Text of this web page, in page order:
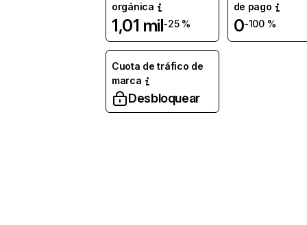
orgánica
1,01 mil-25 %
de pago
0-100 %
Cuota de tráfico de
marca
Desbloquear